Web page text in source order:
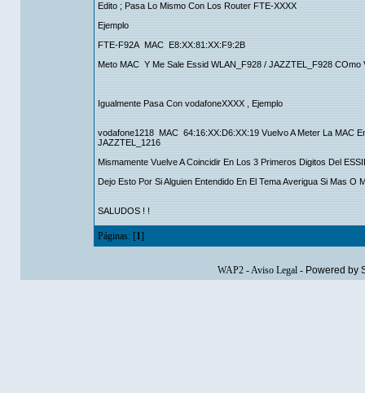
Edito ; Pasa Lo Mismo Con Los Router FTE-XXXX
Ejemplo
FTE-F92A MAC E8:XX:81:XX:F9:2B
Meto MAC Y Me Sale Essid WLAN_F928 / JAZZTEL_F928 COmo
Igualmente Pasa Con vodafoneXXXX , Ejemplo
vodafone1218 MAC 64:16:XX:D6:XX:19 Vuelvo A Meter La MAC
JAZZTEL_1216
Mismamente Vuelve A Coincidir En Los 3 Primeros Digitos Del
Dejo Esto Por Si Alguien Entendido En El Tema Averigua Si Mas
SALUDOS ! !
Páginas: [1]
WAP2-Aviso Legal- Powered by